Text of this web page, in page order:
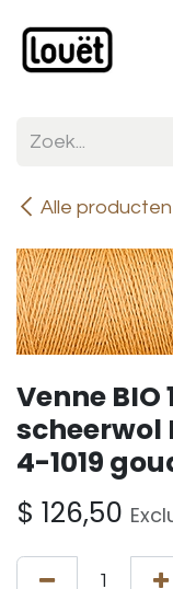
Alle producten
Venne BIO
scheerwol
4-1019
$ 126,50